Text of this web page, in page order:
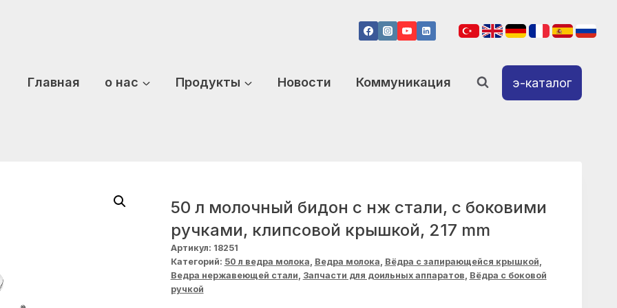
Главная о нас Продукты Новости Коммуникация э-каталог
50 л молочный бидон с нж стали, с боковими
ручками, клипсовой крышкой, 217 mm
Артикул: 18251
Категорий: 50 л ведра молока, Ведра молока, Вёдра с запирающейся крышкой,
Ведра нержавеющей стали, Запчасти для доильных аппаратов, Вёдра с боковой
ручкой